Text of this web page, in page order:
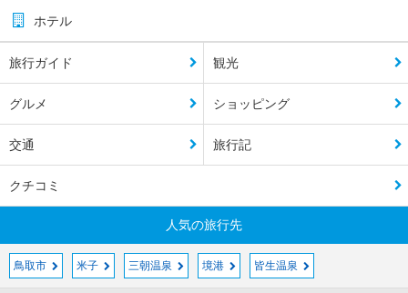
ホテル
旅行ガイド 観光
グルメ ショッピング
交通 旅行記
クチコミ
人気の旅行先
鳥取市 米子 三朝温泉 境港 皆生温泉